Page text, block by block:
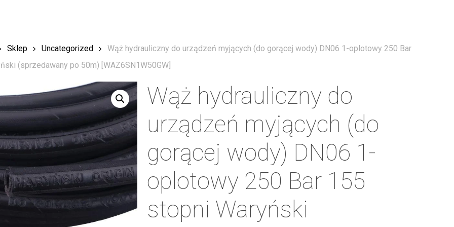
Sklep Uncategorized
Wąż hydrauliczny do urządzeń myjących (do gorącej wody) DN06 1-oplotowy 250 Bar
(sprzedawany po 50m) [WAZ6SN1W50GW]
Wąż hydrauliczny do
urządzeń myjących (do
gorącej wody) DN06 1-
oplotowy 250 Bar 155
stopni Waryński